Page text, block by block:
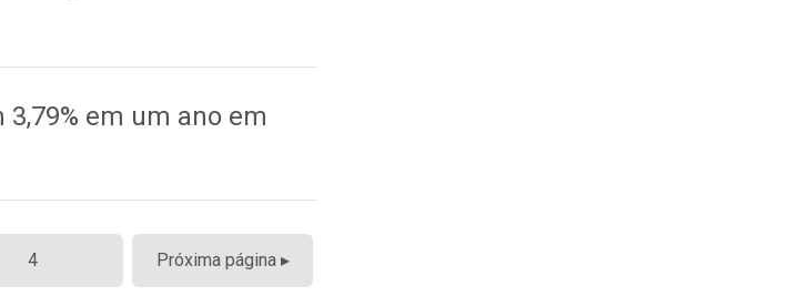
em um ano em
4 Próxima página ▸